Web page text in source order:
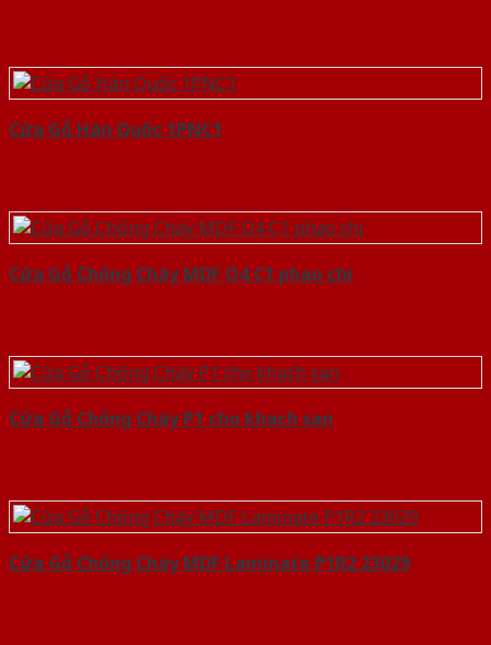
Cửa Gỗ Hàn Quốc 1PNC1
Cửa Gỗ Chống Cháy MDF O4 C1 phao chi
Cửa Gỗ Chống Cháy P1 cho khach san
Cửa Gỗ Chống Cháy MDF Laminate P1R2 23029